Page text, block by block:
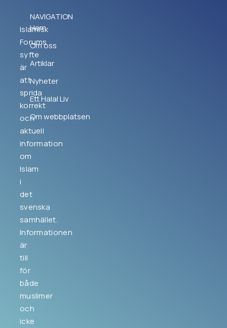
Islamisk
Forums
syfte
är
att
sprida
korrekt
och
aktuell
information
om
Islam
i
det
svenska
samhället.
Informationen
är
till
för
både
muslimer
och
icke
NAVIGATION
Hem
Om oss
Artiklar
Nyheter
Ett Halal Liv
Om webbplatsen